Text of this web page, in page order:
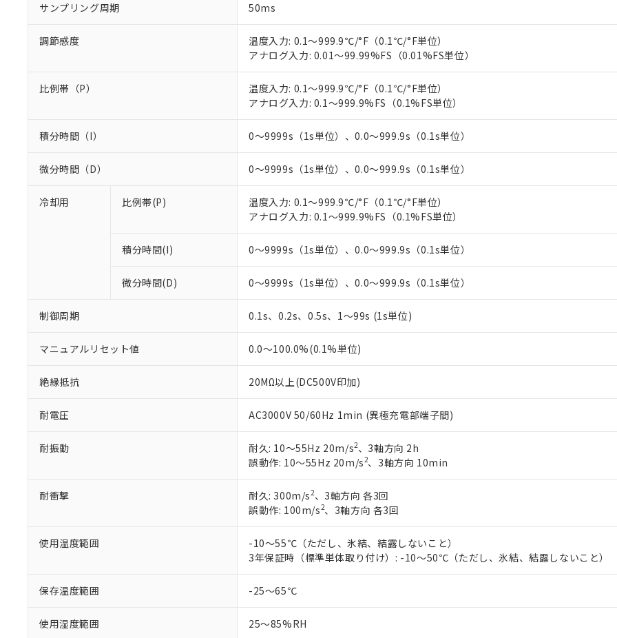
サンプリング周期 50ms
調節感度
温度入力: 0.1～999.9℃/°F（0.1℃/°F単位）
アナログ入力: 0.01～99.99%FS（0.01%FS単位）
比例帯（P）
温度入力: 0.1～999.9℃/°F（0.1℃/°F単位）
アナログ入力: 0.1～999.9%FS（0.1%FS単位）
積分時間（I） 0～9999s（1s単位）、0.0～999.9s（0.1s単位）
微分時間（D） 0～9999s（1s単位）、0.0～999.9s（0.1s単位）
冷却用 比例帯(P)
温度入力: 0.1～999.9℃/°F（0.1℃/°F単位）
アナログ入力: 0.1～999.9%FS（0.1%FS単位）
積分時間(I) 0～9999s（1s単位）、0.0～999.9s（0.1s単位）
微分時間(D) 0～9999s（1s単位）、0.0～999.9s（0.1s単位）
制御周期 0.1s、0.2s、0.5s、1～99s (1s単位)
マニュアルリセット値 0.0～100.0%(0.1%単位)
絶縁抵抗 20MΩ以上(DC500V印加)
耐電圧 AC3000V 50/60Hz 1min (異極充電部端子間)
耐振動 耐久: 10～55Hz 20m/s2、3軸方向 2h
誤動作: 10～55Hz 20m/s2、3軸方向 10min
耐衝撃 耐久: 300m/s2、3軸方向 各3回
誤動作: 100m/s2、3軸方向 各3回
使用温度範囲
-10～55℃（ただし、氷結、結露しないこと）
3年保証時（標準単体取り付け）: -10～50℃（ただし、氷結、結露しないこと）
保存温度範囲 -25～65℃
使用湿度範囲 25～85%RH
ご利用条件
以下の条件をお読みいただき、同意のうえご利用ください。
くものです。
当社制御機器事業取扱商品の中には、本サービスの対象外となる商品もあること
のであり、閲覧された時点での実際の在庫および標準価格とは異なる場合があるこ
い。
正式な納期状況および標準価格はお客様のお取引先、またはお客様担当のオムロ
当社販売員にご相談ください。
オムロン制御機器販売店や当社販売拠点は「販売ネットワーク
」をご確認くだ
在庫状況および標準価格結果を当社の事前の承諾なく第三者に漏洩または開示し
ている必要があります。
お客様が当ウェブサイト上で当社にご登録された部品リストについて、当社および
が、当社の製品・サービスに関するお客様との取引・商談に必要な範囲で利用す
さい。
※当社の共同利用者とは、
対応予定：EU RoHS指令（10物質）の非含有に対応した製品に切り替える予定のある商
対応予定なし：EU RoHS指令（10物質）の非含有に非対応の商品で、対応品を出す予
調査・確認中：EU RoHS指令（10物質）の非含有の対応状況を調査中または確認中の商
非該当品：ライセンス料など無形物で、有害物質有無と関係のない商品です。
仕入先様の事情により、非含有部品としていたものが、含有品と判明した場合などやむ
があります。
六価クロム(Cr(Ⅵ)) 1000ppm以下、ポリ臭化ビフェニル類(PBB) 1000ppm以下、ポリ臭化ジフェニルエーテル類
ル（DBP） 1000ppm以下、フタル酸ジイソブチル (DIBP) 1000ppm以下
但し、RoHS指令で産業用監視および制御機器に対する適用除外項目は除く。
フタル酸エステル類の４物質については閾値を超える意図的な使用がないことを確認しています。
※2 対応予定月
部品在庫の切り替え状況などにより、予定月が前後することがあります。
※3 非含有証明書ダウンロード
下記の非含有証明書をダウンロードすることができます。
EU RoHS指令（10物質）の非含有証明書
51物質の非含有証明書（当社基準）
※本証明書は発行日時点で非含有を証明するもので、過去に遡って非含有を証明するも
混在することから備考欄に対応日を記載しておりました。
既に当社にて対応品への在庫切替を完了していることから、特段のことがない限り、
り割愛しております。
「○」：最大均質材料含有率が中国RoHSの基準値以下であることを示します。
「×」：最大均質材料含有率が中国RoHSの基準値を超えていることを示します。
「－」：未確認です。当社販売部門へお問い合わせください。
*中国RoHS10物質の基準値 (GB/T26572)：
Pb(鉛) :1000ppm、 Hg(水銀) : 1000ppm、 Cd(カドミウム) : 100ppm、
Cr(Ⅵ)(六価クロム) : 1000ppm、 PBBs(ポリ臭化ビフェニル類) : 1000ppm、 PBDEs(ポリ臭化ジフェニルエーテ
DBP(フタル酸ジブチル) : 1000ppm、 DIBP(フタル酸ジイソブチル) : 1000ppm、 BBP(フタル酸ブチルベンジル
※2 環境保護使用期限
「ｅ」：有害物質（10物質）のすべてが基準値以下であることを示します。
「10」：通常の使用状況下において有害物質が外部に漏えいし、環境に深刻な影響を及
当社は、これら貴社製品のうち、外国為替および外国貿易法に定める商品（以下｢
う）を輸出または国外への提供する場合は、日本国政府の輸出許可(または役務取
などの必要な手続きをとります。
ます。
当社は貴社製品を、核兵器、ミサイル、化学兵器、生物兵器またはその他武器並び
置等に一切使用いたしません。
当社は、貴社製品を第三者に販売する場合は、上記1、2および3の内容を当該第三
また当社は、販売先および販売に係わる関係者が違法に輸出するおそれがある場合
たしません。
合意する
号
説明
○ 一定数以上の在庫あり
一定数には満たないが在庫あり
在庫なし(最新の在庫状況については、お客様のお取引先、またはお客様担当
機器販売店・当社販売員にご確認ください)
空
受注生産機種、また在庫状況の情報を公開していない機種